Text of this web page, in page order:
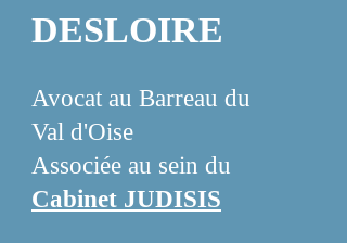
DESLOIRE
Avocat au Barreau du
Val d'Oise
Associée au sein du
Cabinet JUDISIS